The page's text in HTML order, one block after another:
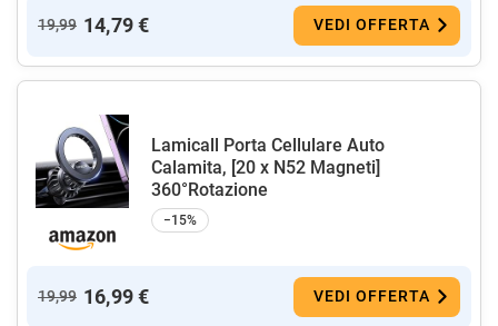
19,99 14,79 € VEDI OFFERTA
Lamicall Porta Cellulare Auto
Calamita, [20 x N52 Magneti]
360°Rotazione
−15%
19,99 16,99 € VEDI OFFERTA